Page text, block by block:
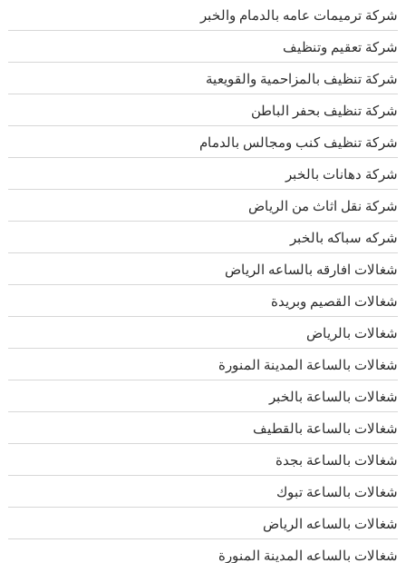
شركة ترميمات عامه بالدمام والخبر
شركة تعقيم وتنظيف
شركة تنظيف بالمزاحمية والقويعية
شركة تنظيف بحفر الباطن
شركة تنظيف كنب ومجالس بالدمام
شركة دهانات بالخبر
شركة نقل اثاث من الرياض
شركه سباكه بالخبر
شغالات افارقه بالساعه الرياض
شغالات القصيم وبريدة
شغالات بالرياض
شغالات بالساعة المدينة المنورة
شغالات بالساعة بالخبر
شغالات بالساعة بالقطيف
شغالات بالساعة بجدة
شغالات بالساعة تبوك
شغالات بالساعه الرياض
شغالات بالساعه المدينة المنورة